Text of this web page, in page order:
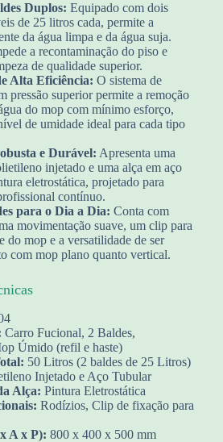
Duplos: Equipado com dois
de 25 litros cada, permite a
da água limpa e da água suja.
a recontaminação do piso e
de qualidade superior.
Alta Eficiência: O sistema de
pressão superior permite a remoção
do mop com mínimo esforço,
de umidade ideal para cada tipo
e Durável: Apresenta uma
injetado e uma alça em aço
eletrostática, projetado para
contínuo.
para o Dia a Dia: Conta com
movimentação suave, um clip para
do mop e a versatilidade de ser
com mop plano quanto vertical.
Carro Fucional, 2 Baldes,
Úmido (refil e haste)
50 Litros (2 baldes de 25 Litros)
Injetado e Aço Tubular
Alça: Pintura Eletrostática
Rodízios, Clip de fixação para
A x P): 800 x 400 x 500 mm